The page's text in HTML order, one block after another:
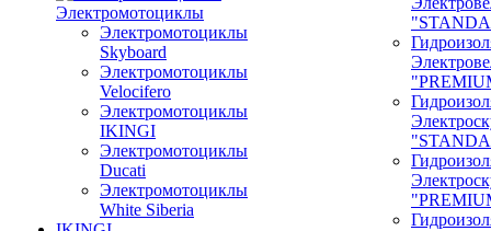
Электромотоциклы
Электромотоциклы
Skyboard
Электромотоциклы
Velocifero
Электромотоциклы
IKINGI
Электромотоциклы
Ducati
Электромотоциклы
White Siberia